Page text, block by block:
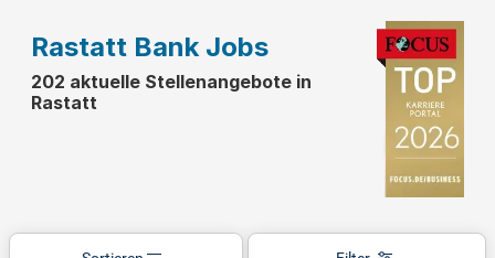
Rastatt Bank Jobs
202 aktuelle Stellenangebote in
Rastatt